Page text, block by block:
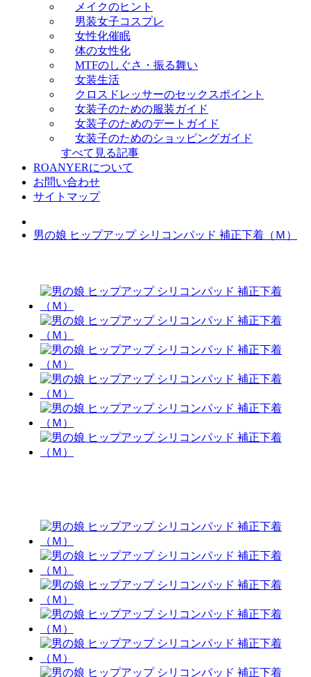
メイクのヒント
男装女子コスプレ
女性化催眠
体の女性化
MTFのしぐさ・振る舞い
女装生活
クロスドレッサーのセックスポイント
女装子のための服装ガイド
女装子のためのデートガイド
女装子のためのショッピングガイド
すべて見る記事
ROANYERについて
お問い合わせ
サイトマップ
男の娘 ヒップアップ シリコンパッド 補正下着（Ｍ）